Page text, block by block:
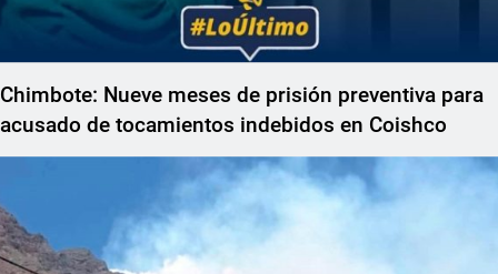
Chimbote: Nueve meses de prisión preventiva para
acusado de tocamientos indebidos en Coishco